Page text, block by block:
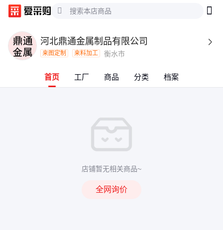
河北鼎通金属制品有限公司 
来图定制 来料加工 衡水市
首页 工厂 商品 分类 档案
店铺暂无相关商品~
全网询价